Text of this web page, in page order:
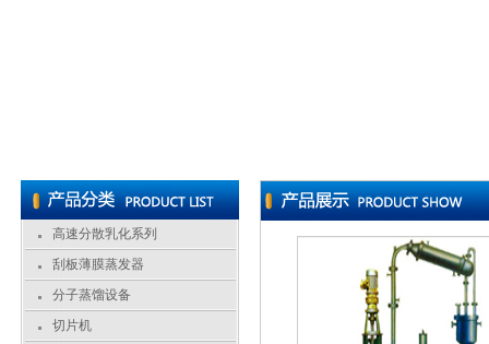
高速分散乳化系列
刮板薄膜蒸发器
分子蒸馏设备
切片机